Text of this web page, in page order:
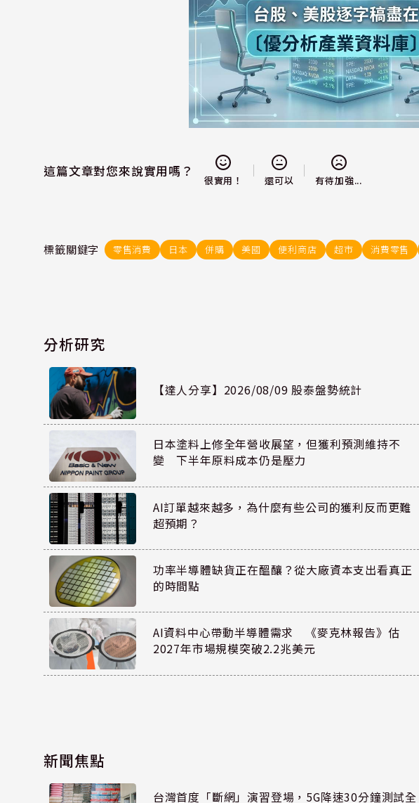
這篇文章對您來說實用嗎？
很實用！ 還可以 有待加強...
標籤關鍵字 零售消費 日本 併購 美國 便利商店 超市 消費零售
分析研究
【達人分享】2026/08/09 股泰盤勢統計
日本塗料上修全年營收展望，但獲利預測維持不
變 下半年原料成本仍是壓力
AI訂單越來越多，為什麼有些公司的獲利反而更難
超預期？
功率半導體缺貨正在醞釀？從大廠資本支出看真正
的時間點
AI資料中心帶動半導體需求 《麥克林報告》估
2027年市場規模突破2.2兆美元
新聞焦點
台灣首度「斷網」演習登場，5G降速30分鐘測試全